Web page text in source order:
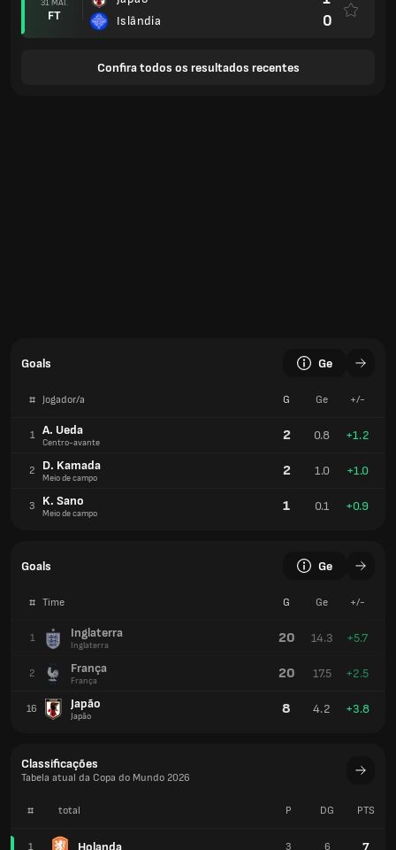
31 MAI.
FT
Islândia
0
Confira todos os resultados recentes
Goals Ge
# Jogador/a G Ge +/-
1 A. Ueda
Centro-avante 2 0.8 +1.2
2 D. Kamada
Meio de campo 2 1.0 +1.0
3 K. Sano
Meio de campo 1 0.1 +0.9
Goals Ge
# Time G Ge +/-
1 Inglaterra
Inglaterra 20 14.3 +5.7
2 França
França 20 17.5 +2.5
16 Japão
Japão 8 4.2 +3.8
Classificações
Tabela atual da Copa do Mundo 2026
# total
1 Holanda
P DG PTS
3 6 7